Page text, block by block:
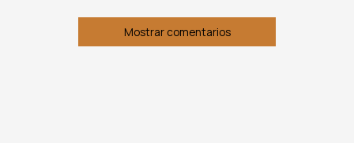
Mostrar comentarios